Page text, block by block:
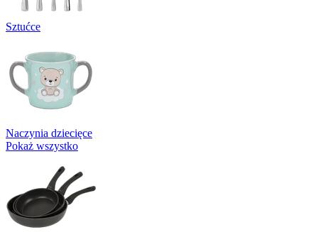
Sztućce
Naczynia dziecięce
Pokaż wszystko